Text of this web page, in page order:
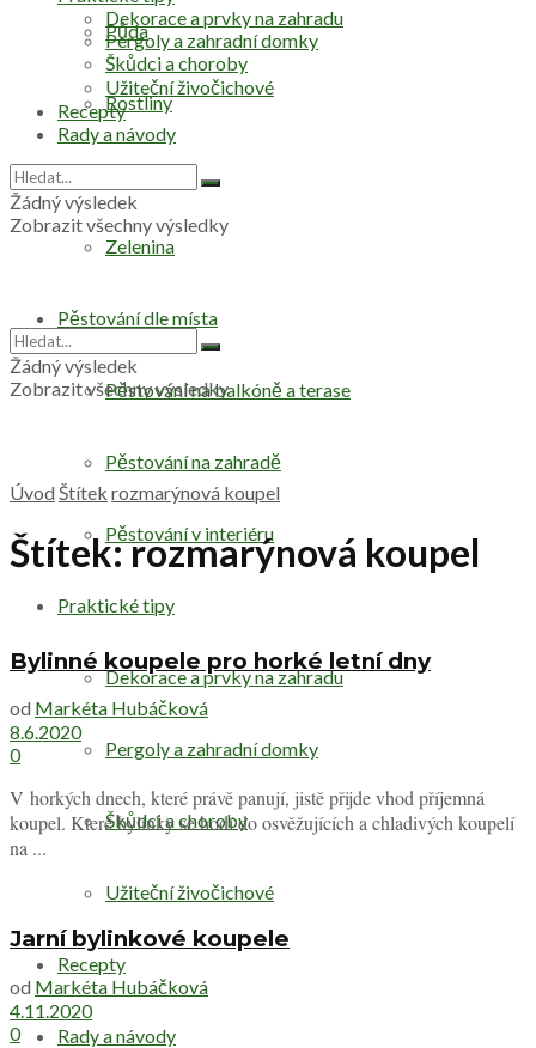
Půda
Rostliny
Zelenina
Pěstování dle místa
Pěstování na balkóně a terase
Pěstování na zahradě
Pěstování v interiéru
Praktické tipy
Dekorace a prvky na zahradu
Pergoly a zahradní domky
Škůdci a choroby
Užiteční živočichové
Recepty
Rady a návody
Dekorace a prvky na zahradu
Pergoly a zahradní domky
Škůdci a choroby
Užiteční živočichové
Recepty
Rady a návody
Žádný výsledek
Zobrazit všechny výsledky
Žádný výsledek
Zobrazit všechny výsledky
Úvod Štítek rozmarýnová koupel
Štítek:rozmarýnová koupel
Bylinné koupele pro horké letní dny
od Markéta Hubáčková
8.6.2020
0
V horkých dnech, které právě panují, jistě přijde vhod příjemná
koupel. Které bylinky se hodí do osvěžujících a chladivých koupelí
na ...
Jarní bylinkové koupele
od Markéta Hubáčková
4.11.2020
0